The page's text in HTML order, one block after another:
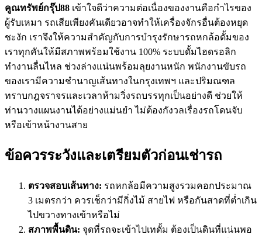
คูณทรัพย์กรุ๊ป88 เข้าใจดีว่าความต่อเนื่องของงานคือกำไรของ
ผู้รับเหมา รถเสียเพียงคันเดียวอาจทำให้เครื่องจักรอื่นต้องหยุด
ชะงัก เราจึงให้ความสำคัญกับการบำรุงรักษารถหกล้อดั้มของ
เราทุกคันให้มีสภาพพร้อมใช้งาน 100% ระบบดั้มไฮดรอลิก
ทำงานลื่นไหล ช่วงล่างแน่นพร้อมลุยงานหนัก พนักงานขับรถ
ของเรามีความชำนาญเส้นทางในกรุงเทพฯ และปริมณฑล
ทราบกฎจราจรและเวลาห้ามวิ่งรถบรรทุกเป็นอย่างดี ช่วยให้
ท่านวางแผนงานได้อย่างแม่นยำ ไม่ต้องกังวลเรื่องรถโดนจับ
หรือเข้าหน้างานสาย
ข้อควรระวังและเตรียมตัวก่อนเช่ารถ
ตรวจสอบเส้นทาง: รถหกล้อมีความสูงรวมคอกประมาณ
3 เมตรกว่า ควรเช็กว่ามีกิ่งไม้ สายไฟ หรือกันสาดที่ต่ำเกิน
ไปขวางทางเข้าหรือไม่
สภาพพื้นดิน: จุดที่รถจะเข้าไปเทดั้ม ต้องเป็นดินที่แน่นพอ